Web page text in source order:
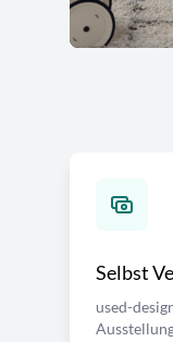
Selbst
used-